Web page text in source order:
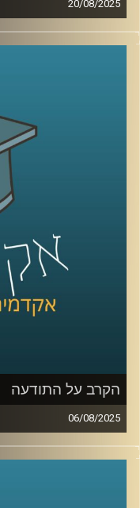
קרדיט תמונות:
20/08/2025
בארה״ב תמיד תמכו
נראית התמיכה הזו
הציבור האמריקאי
האורח שלנו הוא
לחירות ואחריות בבית
באוניברסיטת
מחדש את יחסי
קרדיט תמונות:
הקרב על התודעה
06/08/2025
בזמן האחרון הרבה
הלילה בגלל ירי של